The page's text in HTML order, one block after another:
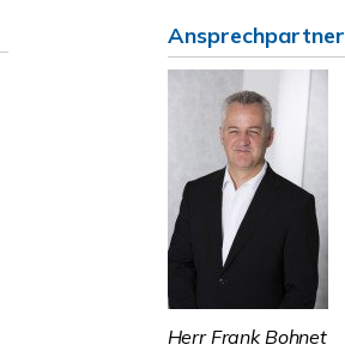
Ansprechpartner
Herr Frank Bohnet